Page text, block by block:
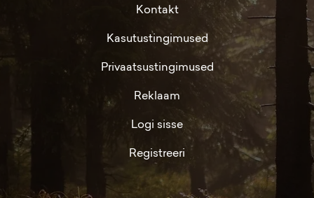
Kontakt
Kasutustingimused
Privaatsustingimused
Reklaam
Logi sisse
Registreeri